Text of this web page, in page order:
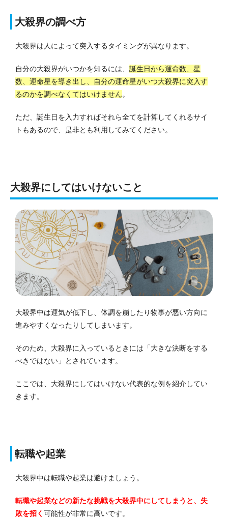
大殺界の調べ方
大殺界は人によって突入するタイミングが異なります。
自分の大殺界がいつかを知るには、 誕生日から運命数、星
数、運命星を導き出し、自分の運命星がいつ大殺界に突入す
るのかを調べなくてはいけません。
ただ、誕生日を入力すればそれら全てを計算してくれるサイ
トもあるので、是非とも利用してみてください。
大殺界にしてはいけないこと
大殺界中は運気が低下し、体調を崩したり物事が悪い方向に
進みやすくなったりしてしまいます。
そのため、大殺界に入っているときには「大きな決断をする
べきではない」とされています。
ここでは、大殺界にしてはいけない代表的な例を紹介してい
きます。
転職や起業
大殺界中は転職や起業は避けましょう。
転職や起業などの新たな挑戦を大殺界中にしてしまうと、失
敗を招く 可能性が非常に高いです。